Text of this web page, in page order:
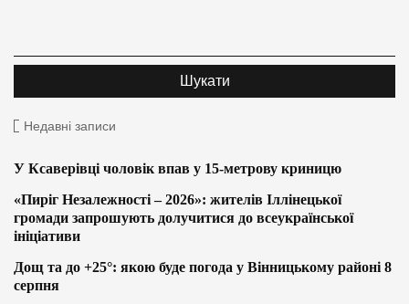
Недавні записи
У Ксаверівці чоловік впав у 15-метрову криницю
«Пиріг Незалежності – 2026»: жителів Іллінецької
громади запрошують долучитися до всеукраїнської
ініціативи
Дощ та до +25°: якою буде погода у Вінницькому районі 8
серпня